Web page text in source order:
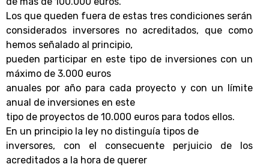
Los que queden fuera de estas tres condiciones serán
considerados inversores no acreditados, que como
hemos señalado al principio,
pueden participar en este tipo de inversiones con un
máximo de 3.000 euros
anuales por año para cada proyecto y con un límite
anual de inversiones en este
tipo de proyectos de 10.000 euros para todos ellos.
En un principio la ley no distinguía tipos de
inversores, con el consecuente perjuicio de los
acreditados a la hora de querer